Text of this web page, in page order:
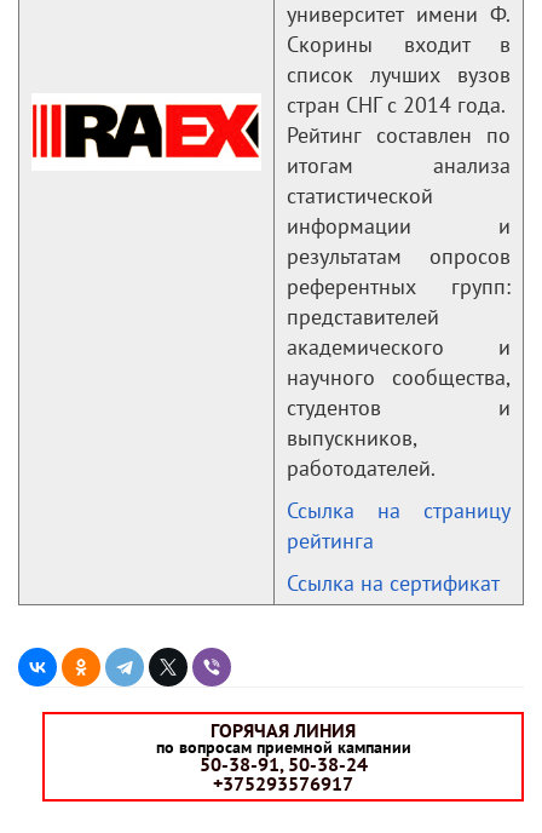
университет имени Ф.
Скорины входит в
список лучших вузов
стран СНГ с 2014 года.
Рейтинг составлен по
итогам анализа
статистической
информации и
результатам опросов
референтных групп:
представителей
академического и
научного сообщества,
студентов и
выпускников,
работодателей.
Ссылка на страницу
рейтинга
Ссылка на сертификат
ГОРЯЧАЯ ЛИНИЯ
по вопросам приемной кампании
50-38-91, 50-38-24
+375293576917